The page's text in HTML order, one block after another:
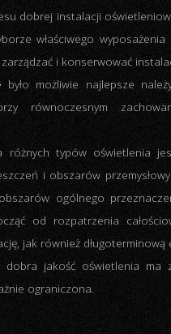
dobrej instalacji
właściwego
i konserwować
możliwie najlepsze
równoczesnym
różnych typów oświetlenia
i obszarów
ogólnego
od rozpatrzenia
jak również długoterminową
jakość oświetlenia ma
ograniczona.